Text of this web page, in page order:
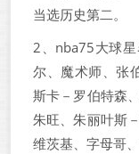
当选历史第二。
2、nba75大球
尔、魔术师、张
斯卡－罗伯特森
朱旺、朱丽叶斯
维茨基、字母哥